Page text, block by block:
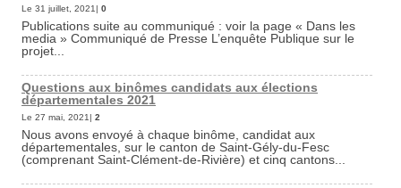
Le 31 juillet, 2021| 0
Publications suite au communiqué : voir la page « Dans les
media » Communiqué de Presse L’enquête Publique sur le
projet...
Questions aux binômes candidats aux élections
départementales 2021
Le 27 mai, 2021| 2
Nous avons envoyé à chaque binôme, candidat aux
départementales, sur le canton de Saint-Gély-du-Fesc
(comprenant Saint-Clément-de-Rivière) et cinq cantons...